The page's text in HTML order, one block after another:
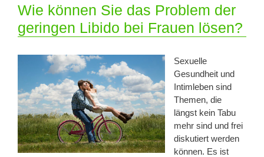
Wie können Sie das Problem der
geringen Libido bei Frauen lösen?
Sexuelle
Gesundheit und
Intimleben sind
Themen, die
längst kein Tabu
mehr sind und frei
diskutiert werden
können. Es ist